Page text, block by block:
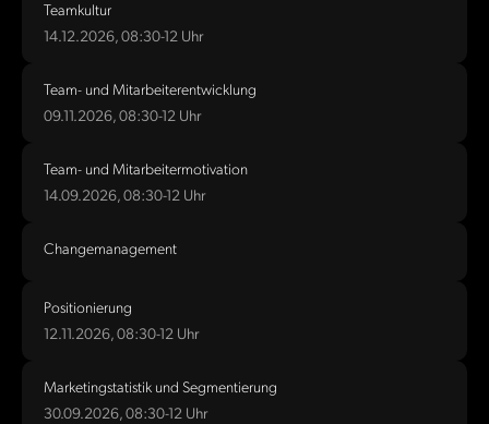
Teamkultur
14.12.2026, 08:30-12 Uhr
Team- und Mitarbeiterentwicklung
09.11.2026, 08:30-12 Uhr
Team- und Mitarbeitermotivation
14.09.2026, 08:30-12 Uhr
Changemanagement
Positionierung
12.11.2026, 08:30-12 Uhr
Marketingstatistik und Segmentierung
30.09.2026, 08:30-12 Uhr